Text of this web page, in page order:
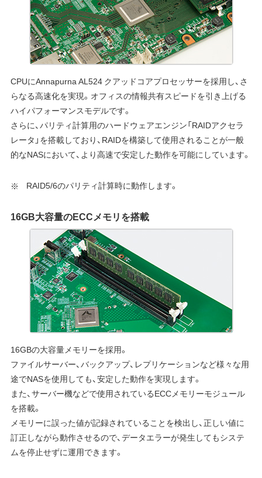
CPUにAnnapurna AL524 クアッドコアプロセッサーを採用し、さ
らなる高速化を実現。オフィスの情報共有スピードを引き上げる
ハイパフォーマンスモデルです。
さらに、パリティ計算用のハードウェアエンジン「RAIDアクセラ
レータ」を搭載しており、RAIDを構築して使用されることが一般
的なNASにおいて、より高速で安定した動作を可能にしています。
RAID5/6のパリティ計算時に動作します。
16GB大容量のECCメモリを搭載
16GBの大容量メモリーを採用。
ファイルサーバー、バックアップ、レプリケーションなど様々な用
途でNASを使用しても、安定した動作を実現します。
また、サーバー機などで使用されているECCメモリーモジュール
を搭載。
メモリーに誤った値が記録されていることを検出し、正しい値に
訂正しながら動作させるので、データエラーが発生してもシステ
ムを停止せずに運用できます。